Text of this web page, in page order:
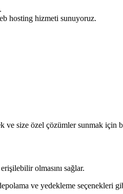
hosting hizmeti sunuyoruz.
size özel çözümler sunmak için
olmasını sağlar.
ve yedekleme seçenekleri